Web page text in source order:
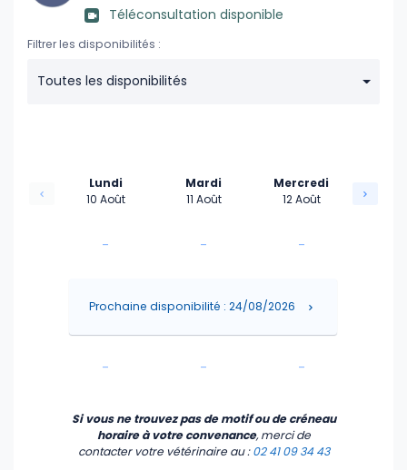
Téléconsultation disponible
Filtrer les disponibilités :
Toutes les disponibilités
Lundi
10 Août
-
-
Mardi
11 Août
-
-
Mercredi
12 Août
-
-
Prochaine disponibilité : 24/08/2026
Si vous ne trouvez pas de motif ou de créneau
horaire à votre convenance, merci de
contacter votre vétérinaire au :02 41 09 34 43